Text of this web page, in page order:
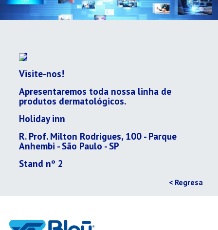
Visite-nos!
Apresentaremos toda nossa linha de
produtos dermatológicos.
Holiday inn
R. Prof. Milton Rodrigues, 100 - Parque
Anhembi - São Paulo - SP
Stand nº 2
< Regresa